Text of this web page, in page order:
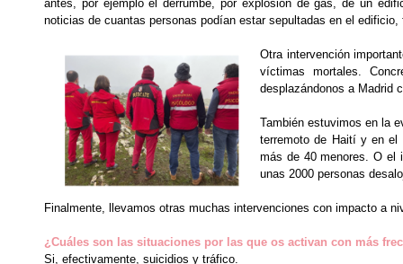
antes, por ejemplo el derrumbe, por explosión de gas, de un
noticias de cuantas personas podían estar sepultadas en el
Otra intervención
víctimas mortales.
desplazándonos a Madrid
También estuvimos en la
terremoto de Haití y en el
más de 40 menores. O el
unas 2000 personas
Finalmente, llevamos otras muchas intervenciones con impacto a
¿Cuáles son las situaciones por las que os activan con más
Si, efectivamente, suicidios y tráfico.